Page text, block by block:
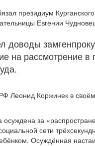
президиум
Евгении
доводы
на рассмотрение
Леонид Коржинек в
за
сети
Осуждённая